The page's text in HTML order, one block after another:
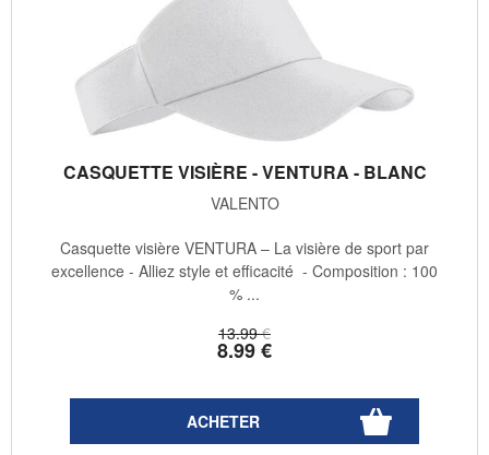
CASQUETTE VISIÈRE - VENTURA - BLANC
VALENTO
13.99 €
8.99€
Casquette visière VENTURA – La visière de sport par
excellence - Alliez style et efficacité - Composition : 100
% ...